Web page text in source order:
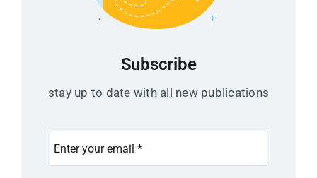
Subscribe
stay up to date with all new publications